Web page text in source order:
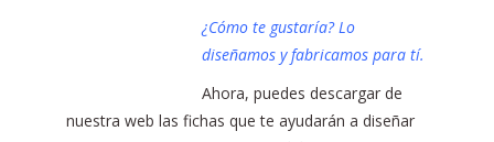
¿Cómo te gustaría? Lo
diseñamos y fabricamos para tí.
Ahora, puedes descargar de
nuestra web las fichas que te ayudarán a diseñar